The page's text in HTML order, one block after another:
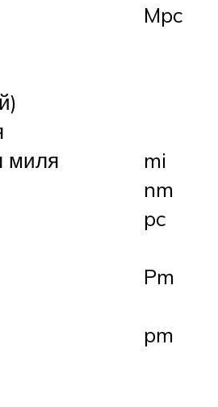
Mpc
миля
mi
nm
pc
Pm
pm